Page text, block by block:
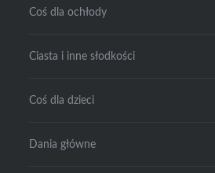
Coś dla ochłody
Ciasta i inne słodkości
Coś dla dzieci
Dania główne